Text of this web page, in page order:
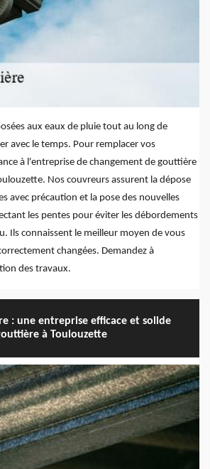
aux eaux de pluie tout au long de
avec le temps. Pour remplacer vos
à l'entreprise de changement de gouttière
Nos couvreurs assurent la dépose
avec précaution et la pose des nouvelles
les pentes pour éviter les débordements
Ils connaissent le meilleur moyen de vous
changées. Demandez à
des travaux.
: une entreprise efficace et solide
à Toulouzette